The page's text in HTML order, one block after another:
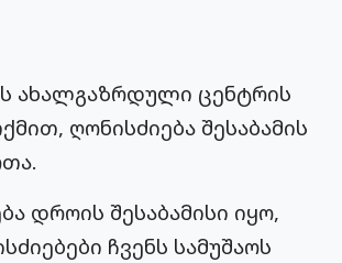
ახალგაზრდული ცენტრის
ღონისძიება შესაბამის
დროის შესაბამისი იყო,
ჩვენს სამუშაოს